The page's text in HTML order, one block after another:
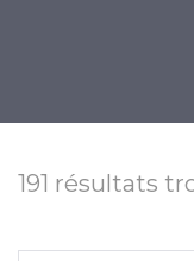
191 résultats